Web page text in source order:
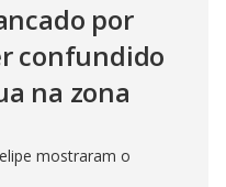
por
confundido
na zona
mostraram o